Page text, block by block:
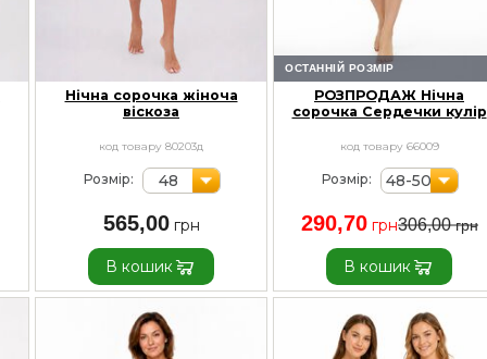
Нічна сорочка жіноча
віскоза
код товару 80203д
Розмір: 48
565,00
В кошик
ОСТАННІЙ РОЗМІР
РОЗПРОДАЖ Нічна
сорочка Сердечки кулір
код товару 66009
Розмір: 48-50
290,70 306,00
В кошик